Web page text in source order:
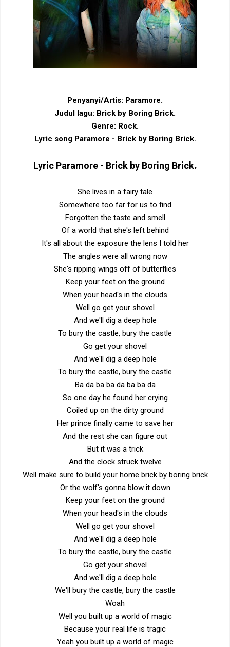
Penyanyi/Artis: Paramore.
Judul lagu: Brick by Boring Brick.
Genre: Rock.
Lyric song Paramore - Brick by Boring Brick.
Lyric Paramore - Brick by Boring Brick.
She lives in a fairy tale
Somewhere too far for us to find
Forgotten the taste and smell
Of a world that she's left behind
It's all about the exposure the lens I told her
The angles were all wrong now
She's ripping wings off of butterflies
Keep your feet on the ground
When your head's in the clouds
Well go get your shovel
And we'll dig a deep hole
To bury the castle, bury the castle
Go get your shovel
And we'll dig a deep hole
To bury the castle, bury the castle
Ba da ba ba da ba ba da
So one day he found her crying
Coiled up on the dirty ground
Her prince finally came to save her
And the rest she can figure out
But it was a trick
And the clock struck twelve
Well make sure to build your home brick by boring brick
Or the wolf's gonna blow it down
Keep your feet on the ground
When your head's in the clouds
Well go get your shovel
And we'll dig a deep hole
To bury the castle, bury the castle
Go get your shovel
And we'll dig a deep hole
We'll bury the castle, bury the castle
Woah
Well you built up a world of magic
Because your real life is tragic
Yeah you built up a world of magic